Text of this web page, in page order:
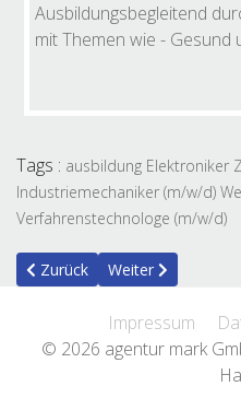
Ausbildungsbegleitend
mit Themen wie - Gesund
Tags : ausbildung Elektroniker
Industriemechaniker (m/w/d)
Verfahrenstechnologe (m/w/d)
Vorheriger Beitrag:
Zurück Nächster Beitrag:
Weiter
Impressum
© 2026 agentur mark